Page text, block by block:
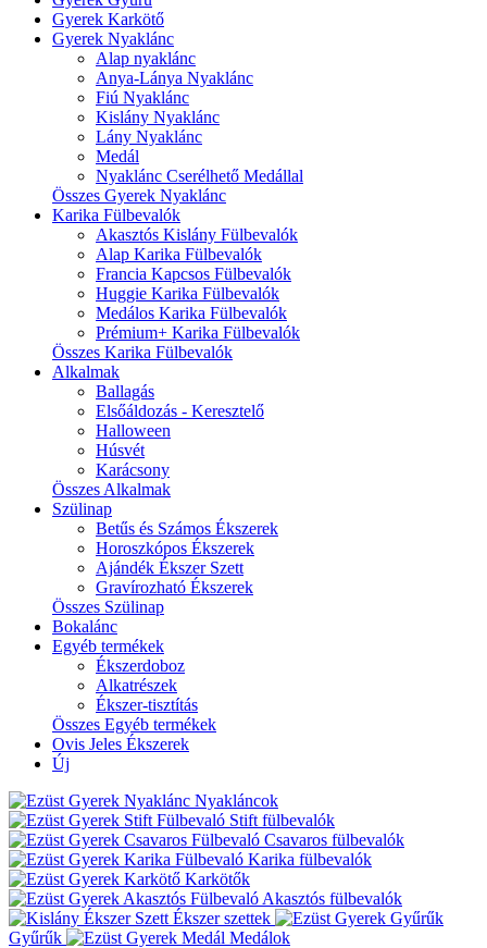
Gyerek Karkötő
Gyerek Nyaklánc
Alap nyaklánc
Anya-Lánya Nyaklánc
Fiú Nyaklánc
Kislány Nyaklánc
Lány Nyaklánc
Medál
Nyaklánc Cserélhető Medállal
Összes Gyerek Nyaklánc
Karika Fülbevalók
Akasztós Kislány Fülbevalók
Alap Karika Fülbevalók
Francia Kapcsos Fülbevalók
Huggie Karika Fülbevalók
Medálos Karika Fülbevalók
Prémium+ Karika Fülbevalók
Összes Karika Fülbevalók
Alkalmak
Ballagás
Elsőáldozás - Keresztelő
Halloween
Húsvét
Karácsony
Összes Alkalmak
Szülinap
Betűs és Számos Ékszerek
Horoszkópos Ékszerek
Ajándék Ékszer Szett
Gravírozható Ékszerek
Összes Szülinap
Bokalánc
Egyéb termékek
Ékszerdoboz
Alkatrészek
Ékszer-tisztítás
Összes Egyéb termékek
Ovis Jeles Ékszerek
Új
Nyakláncok
Stift fülbevalók
Csavaros fülbevalók
Karika fülbevalók
Karkötők
Akasztós fülbevalók
Ékszer szettek
Gyűrűk
Medálok